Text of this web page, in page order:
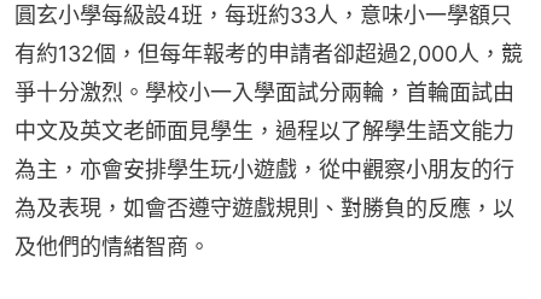
圓玄小學每級設4班，每班約33人，意味小一學額只
有約132個，但每年報考的申請者卻超過2,000人，競
爭十分激烈。學校小一入學面試分兩輪，首輪面試由
中文及英文老師面見學生，過程以了解學生語文能力
為主，亦會安排學生玩小遊戲，從中觀察小朋友的行
為及表現，如會否遵守遊戲規則、對勝負的反應，以
及他們的情緒智商。